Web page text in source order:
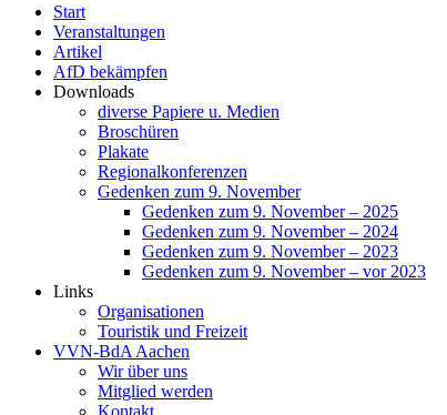
Start
Veranstaltungen
Artikel
AfD bekämpfen
Downloads
diverse Papiere u. Medien
Broschüren
Plakate
Regionalkonferenzen
Gedenken zum 9. November
Gedenken zum 9. November – 2025
Gedenken zum 9. November – 2024
Gedenken zum 9. November – 2023
Gedenken zum 9. November – vor 2023
Links
Organisationen
Touristik und Freizeit
VVN-BdA Aachen
Wir über uns
Mitglied werden
Kontakt